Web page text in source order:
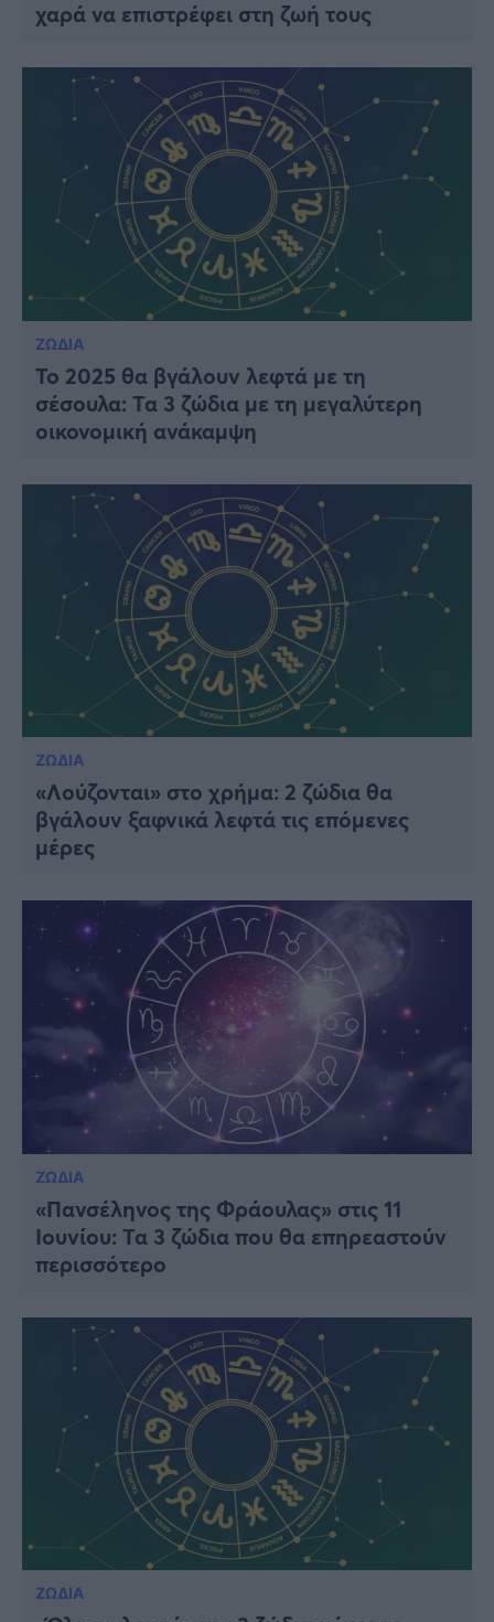
χαρά να επιστρέφει στη ζωή τους
ΖΩΔΙΑ
To 2025 θα βγάλουν λεφτά με τη
σέσουλα: Τα 3 ζώδια με τη μεγαλύτερη
οικονομική ανάκαμψη
ΖΩΔΙΑ
«Λούζονται» στο χρήμα: 2 ζώδια θα
βγάλουν ξαφνικά λεφτά τις επόμενες
μέρες
ΖΩΔΙΑ
«Πανσέληνος της Φράουλας» στις 11
Ιουνίου: Τα 3 ζώδια που θα επηρεαστούν
περισσότερο
ΖΩΔΙΑ